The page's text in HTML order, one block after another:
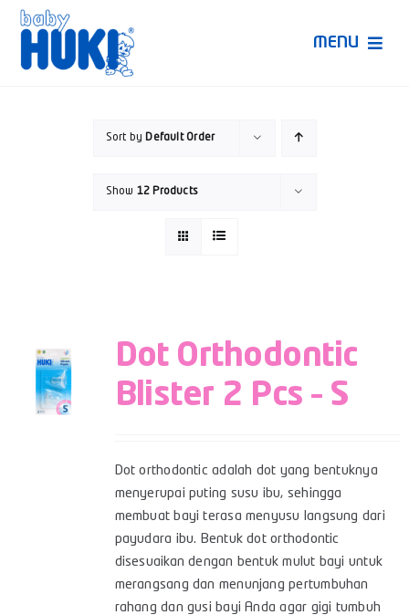
Skip
content
MENU
Sort by Default Order
Show 12 Products
Dot Orthodontic
Blister 2 Pcs – S
Dot orthodontic adalah dot yang bentuknya
menyerupai puting susu ibu, sehingga
membuat bayi terasa menyusu langsung dari
payudara ibu. Bentuk dot orthodontic
disesuaikan dengan bentuk mulut bayi untuk
merangsang dan menunjang pertumbuhan
rahang dan gusi bayi Anda agar gigi tumbuh